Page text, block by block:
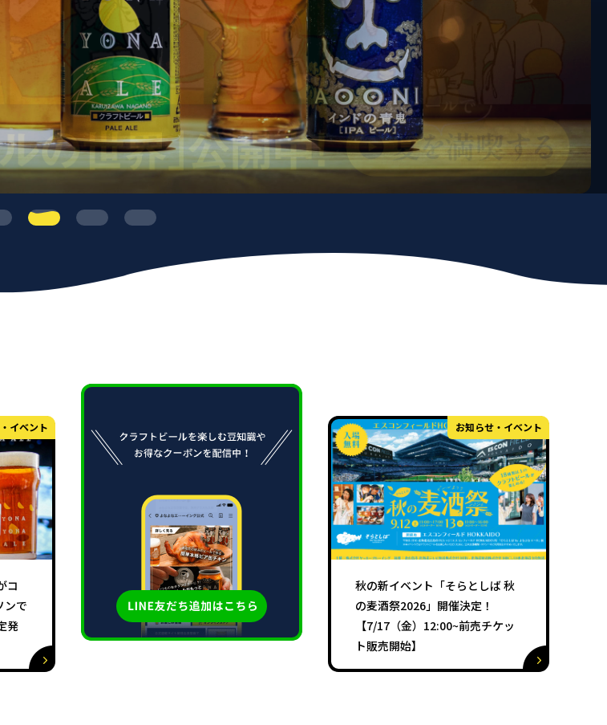
イベント
コ
ンで
発
お知らせ・イベント
秋の新イベント「そらとしば 秋
の麦酒祭2026」開催決定！
【7/17（金）12:00~前売チケッ
ト販売開始】